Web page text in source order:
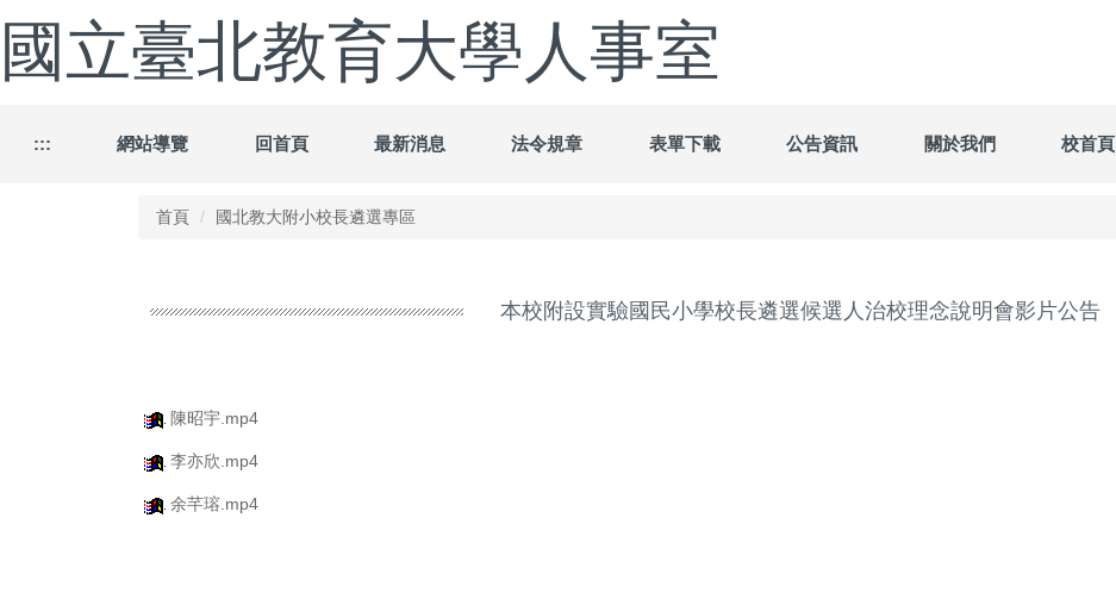
到
主
國立臺北教育大學人事室
::: 網站導覽 回首頁 最新消息 法令規章 表單下載 公告資訊 關於我們 校首頁
首頁 國北教大附小校長遴選專區
本校附設實驗國民小學校長遴選候選人治校理念說明會影片公告
陳昭宇.mp4
李亦欣.mp4
余芊瑢.mp4